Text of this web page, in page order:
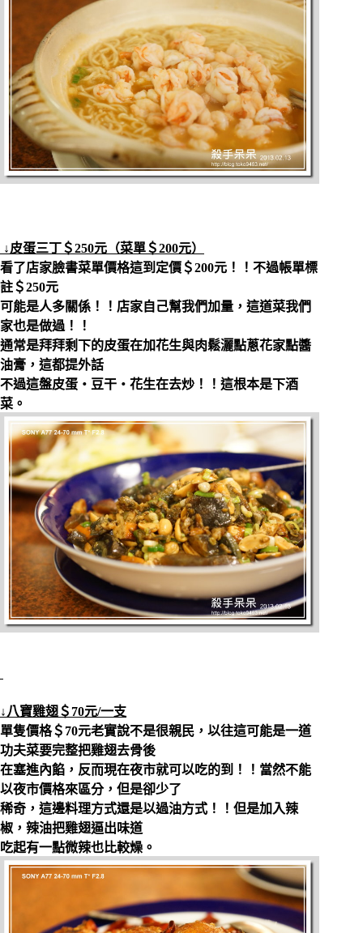
↓皮蛋三丁＄250元（菜單＄200元）
看了店家臉書菜單價格這到定價＄200元！！不過帳單標
註＄250元
可能是人多關係！！店家自己幫我們加量，這道菜我們
家也是做過！！
通常是拜拜剩下的皮蛋在加花生與肉鬆灑點蔥花家點醬
油膏，這都提外話
不過這盤皮蛋‧豆干‧花生在去炒！！這根本是下酒
菜。
↓八寶雞翅＄70元/一支
單隻價格＄70元老實說不是很親民，以往這可能是一道
功夫菜要完整把雞翅去骨後
在塞進內餡，反而現在夜市就可以吃的到！！當然不能
以夜市價格來區分，但是卻少了
稀奇，這邊料理方式還是以過油方式！！但是加入辣
椒，辣油把雞翅逼出味道
吃起有一點微辣也比較燥。